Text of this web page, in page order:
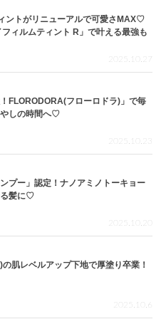
ントがリニューアルで可愛さMAX♡
フィルムティント R」で叶える最強も
2025.10.27
FLORODORA(フローロドラ)」で毎
やしの時間へ♡
2025.10.23
プー」認定！ナノアミノトーキョー
る髪に♡
2025.10.20
肌レベルアップ下地で厚塗り卒業！
2025.10.6